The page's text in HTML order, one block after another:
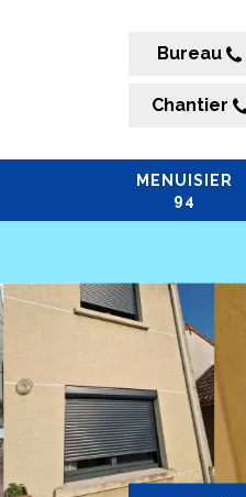
Bureau
Chantier
MENUISIER
94